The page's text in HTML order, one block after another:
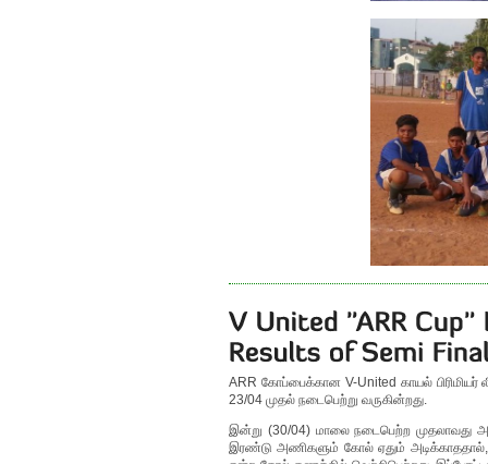
ARR கோப்பைக்கான V-United காயல் பிரிமியர்
23/04 முதல் நடைபெற்று வருகின்றது.
இன்று (30/04) மாலை நடைபெற்ற முதலாவது
இரண்டு அணிகளும் கோல் ஏதும் அடிக்காததால்,